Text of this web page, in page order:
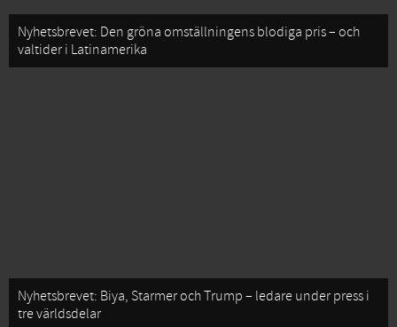
Nyhetsbrevet: Den gröna omställningens blodiga pris – och
valtider i Latinamerika
Nyhetsbrevet: Biya, Starmer och Trump – ledare under press i
tre världsdelar